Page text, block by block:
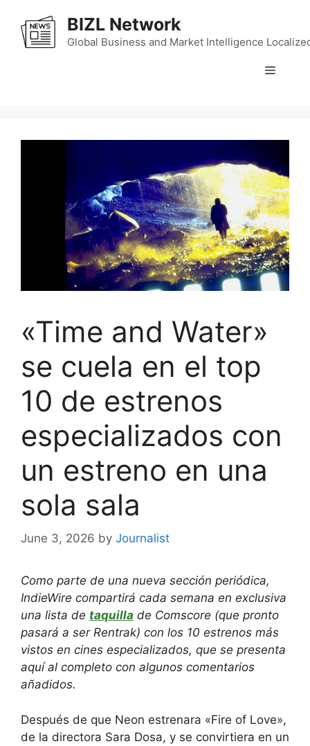
content
BIZL Network
Global Business and Market Intelligence
Menu
«Time and Water»
se cuela en el top
10 de estrenos
especializados con
un estreno en una
sola sala
June 3, 2026 by Journalist
Como parte de una nueva sección periódica,
IndieWire compartirá cada semana en exclusiva
una lista de taquilla de Comscore (que pronto
pasará a ser Rentrak) con los 10 estrenos más
vistos en cines especializados, que se presenta
aquí al completo con algunos comentarios
añadidos.
Después de que Neon estrenara «Fire of Love»,
de la directora Sara Dosa, y se convirtiera en un